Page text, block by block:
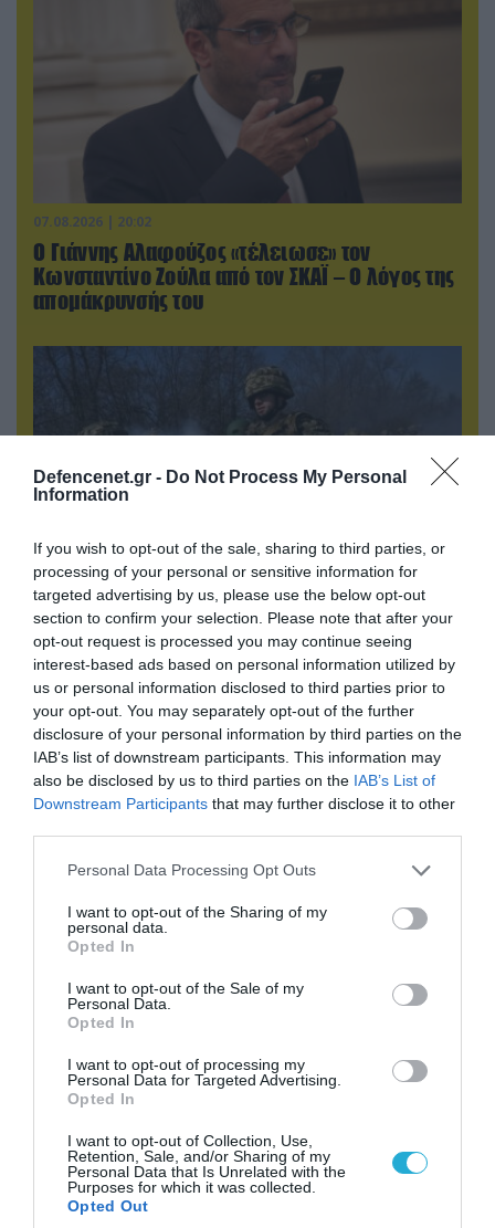
Defencenet.gr - Do Not Process My Personal
Information
If you wish to opt-out of the sale, sharing to third parties, or
processing of your personal or sensitive information for
targeted advertising by us, please use the below opt-out
section to confirm your selection. Please note that after your
opt-out request is processed you may continue seeing
interest-based ads based on personal information utilized by
us or personal information disclosed to third parties prior to
your opt-out. You may separately opt-out of the further
disclosure of your personal information by third parties on the
IAB’s list of downstream participants. This information may
also be disclosed by us to third parties on the IAB’s List of
Downstream Participants that may further disclose it to other
Please note that this website/app uses one or more Google
not limited to your visit or usage behaviour. You may click to
grant or deny consent to Google and its third-party tags to
use your data for below specified purposes in below Google
consent section.
Personal Data Processing Opt Outs
I want to opt-out of the Sharing of my
personal data.
Opted In
I want to opt-out of the Sale of my
Personal Data.
Opted In
I want to opt-out of processing my
Personal Data for Targeted Advertising.
Opted In
I want to opt-out of Collection, Use,
Retention, Sale, and/or Sharing of my
Personal Data that Is Unrelated with the
Purposes for which it was collected.
Opted Out
07.08.2026 | 20:02
Ο Γιάννης Αλαφούζος «τέλειωσε» τον
Κωνσταντίνο Ζούλα από τον ΣΚΑΪ – Ο λόγος της
απομάκρυνσής του
07.08.2026 | 19:02
Απετράπη το εγχείρημα Ουκρανών για
αντεπίθεση στο Κολομίγτσι: Δείτε το πριν & το
μετά της προσπάθειάς τους (βίντεο)
07.08.2026 | 23:02
χειμώνα στο Κίεβο: Οι Ρώσοι διέλυσαν 7
εγκαταστάσεις του ουκρανικού κολοσσού!
ΠΟΛΙΤΙΚΗ